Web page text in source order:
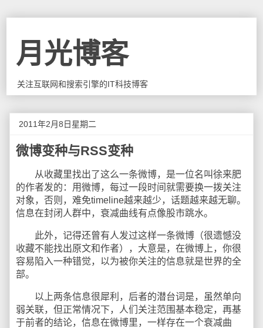
月光博客
关注互联网和搜索引擎的IT科技博客
2011年2月8日星期二
微博变种与RSS变种
从收藏里找出了这么一条微博，是一位名叫徐来肥
的作者发的：用微博，每过一段时间就需要换一拨关注
对象，否则，难免timeline越来越少，话题越来越无聊。
信息在封闭人群中，衰减曲线有点像股市跳水。
此外，记得还曾有人发过这样一条微博（很遗憾没
收藏不能找出原文和作者），大意是，在微博上，你很
容易陷入一种错觉，以为被你关注的信息就是世界的全
部。
以上两条信息很犀利，后者的潜台词是，虽然单向
弱关联，但正常情况下，人们关注范围基本稳定，再基
于前者的结论，信息在微博里，一样存在一个衰减曲